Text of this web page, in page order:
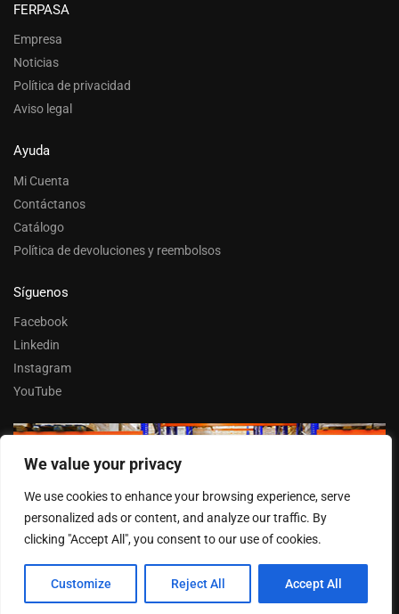
We value your privacy
We use cookies to enhance your browsing experience, serve
personalized ads or content, and analyze our traffic. By
clicking "Accept All", you consent to our use of cookies.
Customize Reject All Accept All
FERPASA
Empresa
Noticias
Política de privacidad
Aviso legal
Ayuda
Mi Cuenta
Contáctanos
Catálogo
Política de devoluciones y reembolsos
Síguenos
Facebook
Linkedin
Instagram
YouTube
Trabaja con nosotros
Entrar
© FERPASA 2025 –